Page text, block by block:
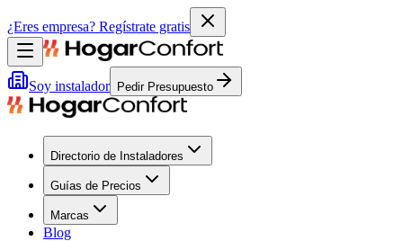
¿Eres empresa? Regístrate gratis
Soy instalador Pedir Presupuesto
Directorio de Instaladores
Guías de Precios
Marcas
Blog